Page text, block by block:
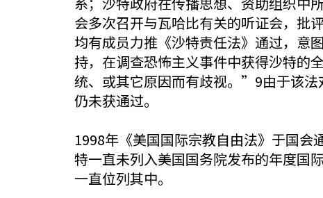
会多次召开与瓦哈比有关的听证会，批
均有成员力推《沙特责任法》通过，意
持，在调查恐怖主义事件中获得沙特的
统、或其它原因而有歧视。”9由于该
仍未获通过。
1998年《美国国际宗教自由法》于国
特一直未列入美国国务院发布的年度国
一直位列其中。